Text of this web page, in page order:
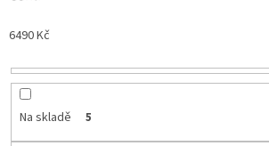
u
t
ů
6490Kč
Na skladě 5